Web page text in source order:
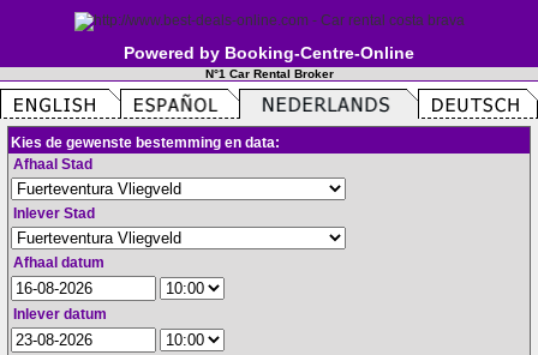
Powered by Booking-Centre-Online
N°1 Car Rental Broker
Kies de gewenste bestemming en data:
Afhaal Stad
Inlever Stad
Afhaal datum
Inlever datum